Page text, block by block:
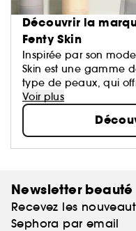
Découvrir la
Fenty Skin
Inspirée par son
Skin est une gamme
type de peaux, qui
et qui vous font vous
monde, et même vous
nouvelle culture des
Voir plus
Newsletter beauté
Recevez les
Sephora par email